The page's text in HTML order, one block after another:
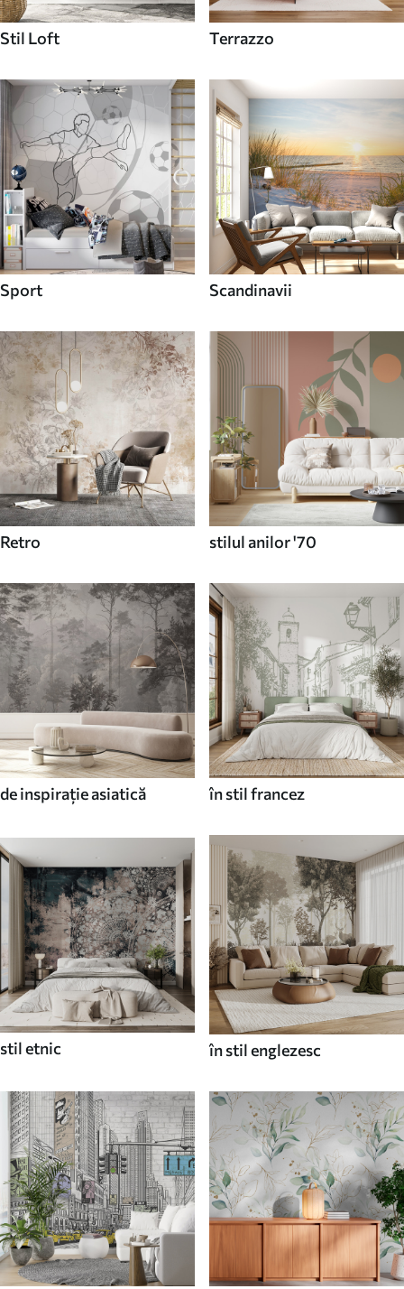
Stil Loft Terrazzo
Sport Scandinavii
Retro stilul anilor '70
de inspirație asiatică în stil francez
stil etnic în stil englezesc